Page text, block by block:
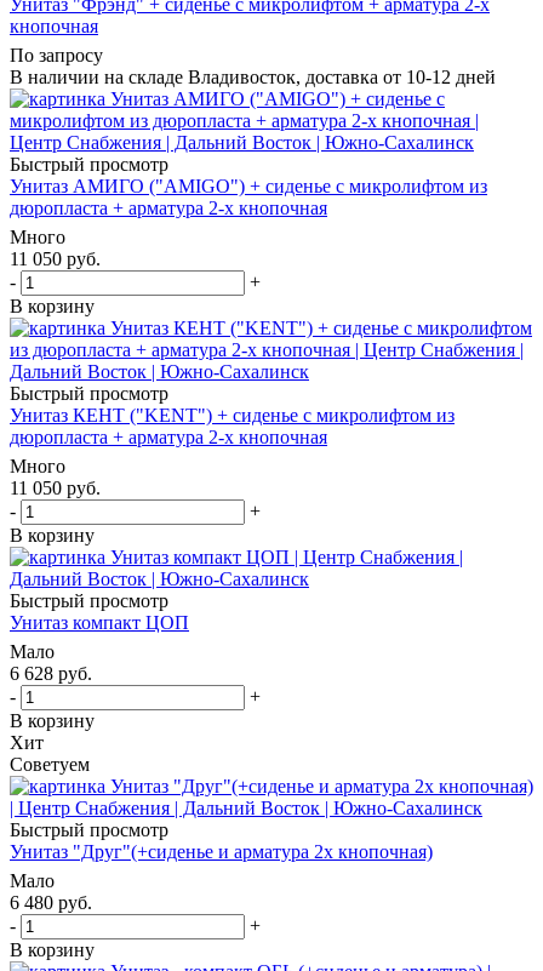
кнопочная
По запросу
В наличии на складе Владивосток, доставка от 10-12 дней
Быстрый просмотр
Унитаз АМИГО ("AMIGO") + сиденье с микролифтом из
дюропласта + арматура 2-х кнопочная
Много
11 050 руб.
-
+
В корзину
Быстрый просмотр
Унитаз КЕНТ ("KENT") + сиденье с микролифтом из
дюропласта + арматура 2-х кнопочная
Много
11 050 руб.
-
+
В корзину
Быстрый просмотр
Унитаз компакт ЦОП
Мало
6 628 руб.
-
+
В корзину
Хит
Советуем
Быстрый просмотр
Унитаз "Друг"(+сиденье и арматура 2х кнопочная)
Мало
6 480 руб.
-
+
В корзину